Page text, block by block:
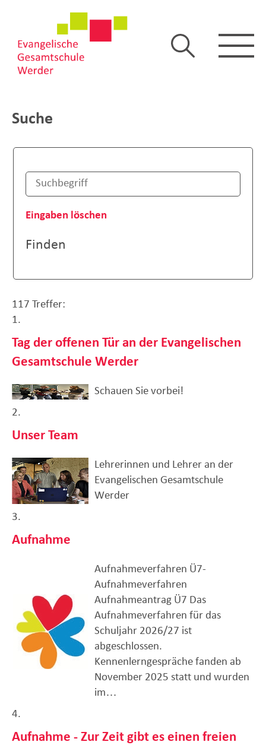
Suche
Eingaben löschen
117 Treffer:
1.
Tag der offenen Tür an der Evangelischen
Gesamtschule Werder
Schauen Sie vorbei!
2.
Unser Team
Lehrerinnen und Lehrer an der
Evangelischen Gesamtschule
Werder
3.
Aufnahme
Aufnahmeverfahren Ü7-
Aufnahmeverfahren
Aufnahmeantrag Ü7 Das
Aufnahmeverfahren für das
Schuljahr 2026/27 ist
abgeschlossen.
Kennenlerngespräche fanden ab
November 2025 statt und wurden
im…
4.
Aufnahme - Zur Zeit gibt es einen freien